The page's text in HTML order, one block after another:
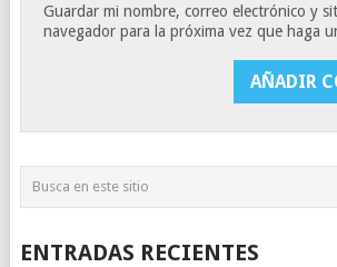
Guardar mi nombre, correo electrónico y
navegador para la próxima vez que haga
ENTRADAS RECIENTES